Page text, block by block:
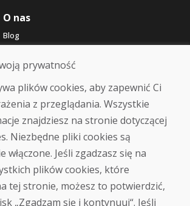
O nas
Blog
O nas
Sklep
Kontakt
Zakup
Sklep internetowy
Warunki handlowe
Transport
Zapłata
Skarga
Zwrot i wymiana towaru
Ochrona danych osobowych
prywatność
plików cookies, aby zapewnić Ci
z przeglądania. Wszystkie
znajdziesz na stronie dotyczącej
Niezbędne pliki cookies są
włączone. Jeśli zgadzasz się na
plików cookies, które
tej stronie, możesz to potwierdzić,
„Zgadzam się i kontynuuj“. Jeśli